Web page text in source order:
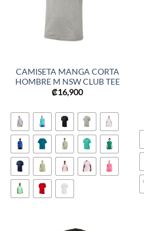
CAMISETA MANGA CORTA
HOMBRE M NSW CLUB TEE
₡16,900